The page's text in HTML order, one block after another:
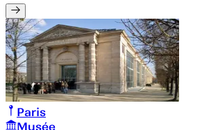
Paris
Musée